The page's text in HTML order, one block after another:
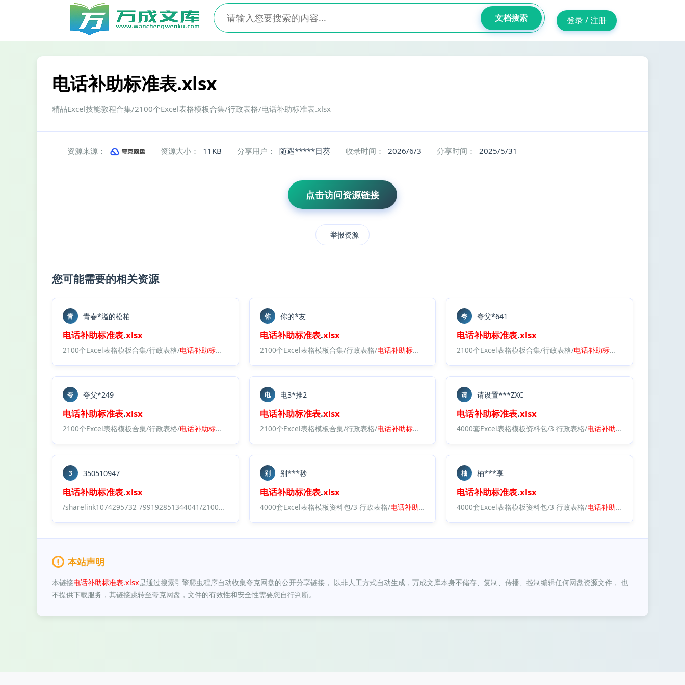
文档搜索 登录 / 注册
电话补助标准表.xlsx
精品Excel技能教程合集/2100个Excel表格模板合集/行政表格/电话补助标准表.xlsx
资源来源： 资源大小： 11KB 分享用户： 随遇*****日葵 收录时间： 2026/6/3 分享时间： 2025/5/31
点击访问资源链接
举报资源
您可能需要的相关资源
青 青春*溢的松柏
电话补助标准表.xlsx
2100个Excel表格模板合集/行政表格/电话补助标准表
你 你的*友
电话补助标准表.xlsx
2100个Excel表格模板合集/行政表格/电话补助标准表
夸 夸父*641
电话补助标准表.xlsx
2100个Excel表格模板合集/行政表格/电话补助标准表
夸 夸父*249
电话补助标准表.xlsx
2100个Excel表格模板合集/行政表格/电话补助标准表
电 电3*推2
电话补助标准表.xlsx
2100个Excel表格模板合集/行政表格/电话补助标准表
请 请设置***ZXC
电话补助标准表.xlsx
4000套Excel表格模板资料包/3 行政表格/电话补助标准表
3 350510947
电话补助标准表.xlsx
/sharelink1074295732 799192851344041/2100个Excel表格模板合集/行政表格/ 电话补助标准表.xlsx
别 别***秒
电话补助标准表.xlsx
4000套Excel表格模板资料包/3 行政表格/电话补助标准表
柚 柚***享
电话补助标准表.xlsx
4000套Excel表格模板资料包/3 行政表格/电话补助标准表
本站声明
本链接电话补助标准表.xlsx是通过搜索引擎爬虫程序自动收集夸克网盘的公开分享链接， 以非人工方式自动生成，万成文库本身不储存、复制、传播、控制编辑任何网盘资源文件， 也
不提供下载服务，其链接跳转至夸克网盘，文件的有效性和安全性需要您自行判断。